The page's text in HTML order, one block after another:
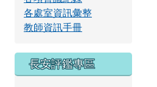
影
各處室資訊彙整
教師資訊手冊
長安評鑑專區